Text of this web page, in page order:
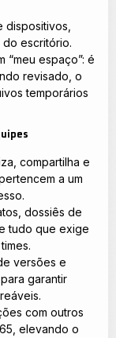
dispositivos,
escritório.
“meu espaço”: é
revisado, o
temporários
compartilha e
a um
dossiês de
tudo que exige
versões e
garantir
com outros
elevando o